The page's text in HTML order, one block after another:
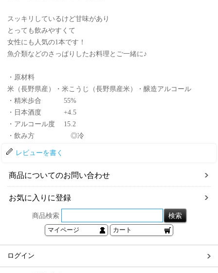
スッキリしているけど甘味があり
とっても飲みやすくて
女性にも人気の1本です！
魚介類などのさっぱりしたお料理とご一緒に♪
・原材料
米（長野県産）・米こうじ（長野県産米）・醸造アルコール
・精米歩合 55%
・日本酒度 +4.5
・アルコール度 15.2
・飲み方 ◎冷
レビューを書く
商品についてのお問い合わせ
お気に入りに登録
商品検索
マイページ カート
ログイン